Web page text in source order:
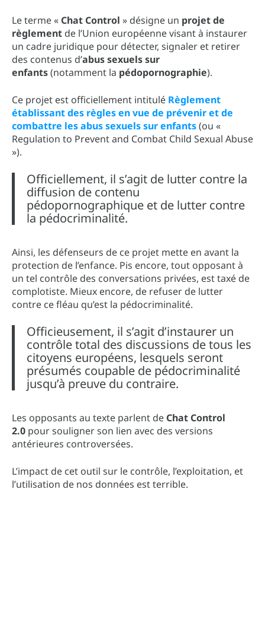
Le terme « Chat Control » désigne un projet de
règlement de l’Union européenne visant à instaurer
un cadre juridique pour détecter, signaler et retirer
des contenus d’abus sexuels sur
enfants(notamment la pédopornographie).
Ce projet est officiellement intitulé Règlement
établissant des règles en vue de prévenir et de
combattre les abus sexuels sur enfants(ou «
Regulation to Prevent and Combat Child Sexual Abuse
»).
Officiellement, il s’agit de lutter contre la
diffusion de contenu
pédopornographique et de lutter contre
la pédocriminalité.
Ainsi, les défenseurs de ce projet mette en avant la
protection de l’enfance. Pis encore, tout opposant à
un tel contrôle des conversations privées, est taxé de
complotiste. Mieux encore, de refuser de lutter
contre ce fléau qu’est la pédocriminalité.
Officieusement, il s’agit d’instaurer un
contrôle total des discussions de tous les
citoyens européens, lesquels seront
présumés coupable de pédocriminalité
jusqu’à preuve du contraire.
Les opposants au texte parlent de Chat Control
2.0 pour souligner son lien avec des versions
antérieures controversées.
L’impact de cet outil sur le contrôle, l’exploitation, et
l’utilisation de nos données est terrible.